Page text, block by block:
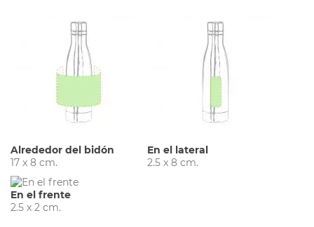
Alrededor del bidón
17 x 8 cm.
En el lateral
2.5 x 8 cm.
En el frente
2.5 x 2 cm.